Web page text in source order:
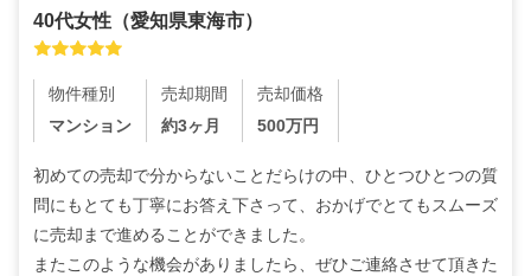
40代女性 （愛知県東海市）
物件種別
マンション
売却期間
約3ヶ月
売却価格
500万円
初めての売却で分からないことだらけの中、ひとつひとつの質
問にもとても丁寧にお答え下さって、おかげでとてもスムーズ
に売却まで進めることができました。
またこのような機会がありましたら、ぜひご連絡させて頂きた